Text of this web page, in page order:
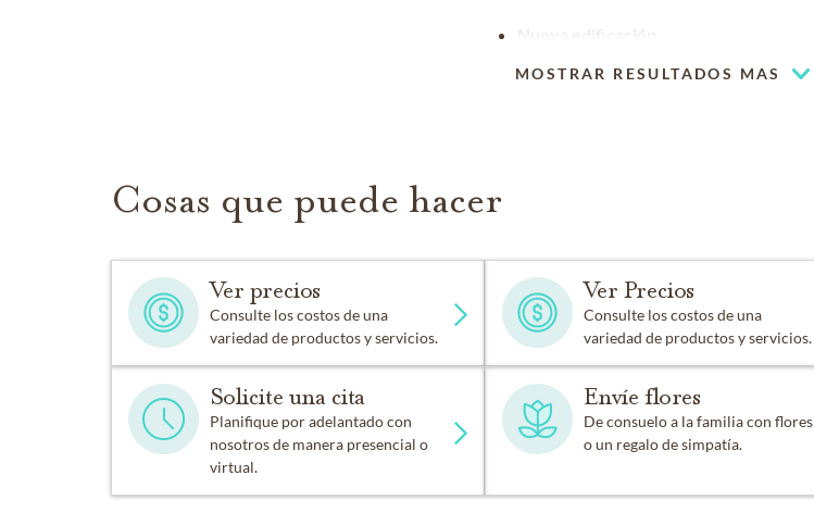
Nueva edificación
Espacio de capilla flexible
MOSTRAR RESULTADOS MAS
Cosas que puede hacer
Ver precios
Consulte los costos de una
variedad de productos y servicios.
Ver Precios
Consulte los costos de una
variedad de productos y servicios.
Solicite una cita
Planifique por adelantado con
nosotros de manera presencial o
virtual.
Envíe flores
De consuelo a la familia con flores
o un regalo de simpatía.